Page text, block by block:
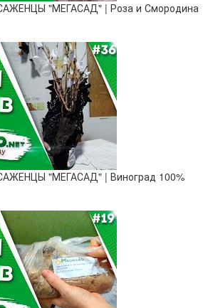
"МЕГАСАД" | Роза и Смородина
"МЕГАСАД" | Виноград 100%